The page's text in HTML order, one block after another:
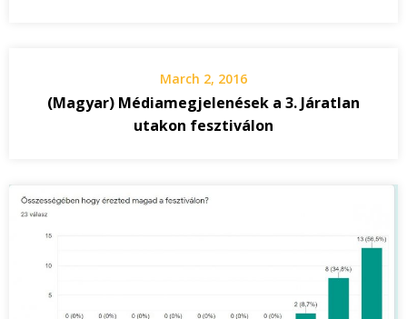
March 2, 2016
(Magyar) Médiamegjelenések a 3. Járatlan
utakon fesztiválon